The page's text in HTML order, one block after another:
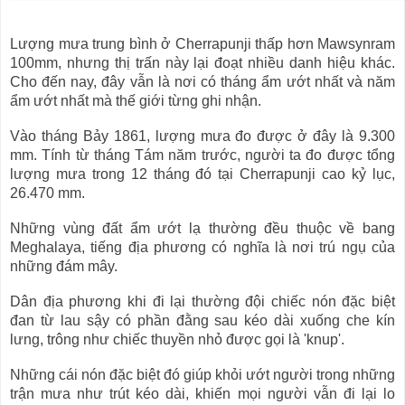
g
o
p
y
r
i
h
t
a
c
a
p
t
i
n
Lượng mưa trung bình ở Cherrapunji thấp hơn Mawsynram
100mm, nhưng thị trấn này lại đoạt nhiều danh hiệu khác.
Cho đến nay, đây vẫn là nơi có tháng ẩm ướt nhất và năm
ẩm ướt nhất mà thế giới từng ghi nhận.
Vào tháng Bảy 1861, lượng mưa đo được ở đây là 9.300
mm. Tính từ tháng Tám năm trước, người ta đo được tổng
lượng mưa trong 12 tháng đó tại Cherrapunji cao kỷ lục,
26.470 mm.
Những vùng đất ẩm ướt lạ thường đều thuộc về bang
Meghalaya, tiếng địa phương có nghĩa là nơi trú ngụ của
những đám mây.
Dân địa phương khi đi lại thường đội chiếc nón đặc biệt
đan từ lau sậy có phần đằng sau kéo dài xuống che kín
lưng, trông như chiếc thuyền nhỏ được gọi là 'knup'.
Những cái nón đặc biệt đó giúp khỏi ướt người trong những
trận mưa như trút kéo dài, khiến mọi người vẫn đi lại lo